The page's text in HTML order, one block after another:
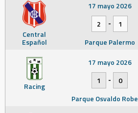
Central
Español
17 mayo 2026
2
-
1
Parque Palermo
Racing
17 mayo 2026
1
-
0
Parque Osvaldo